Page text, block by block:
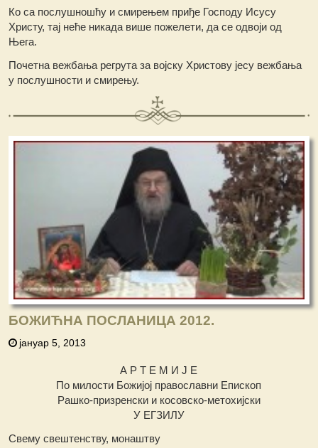
Ко са послушношћу и смирењем приђе Господу Исусу
Христу, тај неће никада више пожелети, да се одвоји од
Њега.
Почетна вежбања регрута за војску Христову јесу вежбања
у послушности и смирењу.
БОЖИЋНА ПОСЛАНИЦА 2012.
јануар 5, 2013
А Р Т Е М И Ј Е
По милости Божијој православни Епископ
Рашко-призренски и косовско-метохијски
У ЕГЗИЛУ
Свему свештенству, монаштву